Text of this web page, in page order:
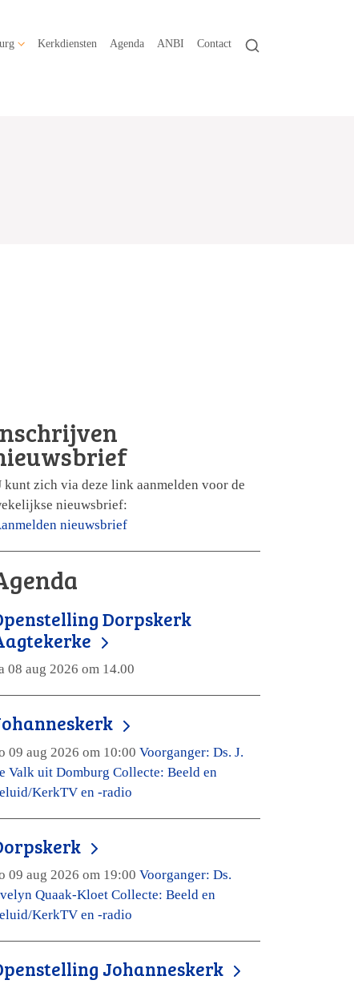
Kerkdiensten Agenda ANBI Contact
kunt zich via deze link aanmelden voor de
nieuwsbrief:
nieuwsbrief
Dorpskerk
08 aug 2026 om 14.00
09 aug 2026 om 10:00 Voorganger: Ds. J.
Valk uit Domburg Collecte: Beeld en
KerkTV en -radio
09 aug 2026 om 19:00 Voorganger: Ds.
Quaak-Kloet Collecte: Beeld en
KerkTV en -radio
Johanneskerk